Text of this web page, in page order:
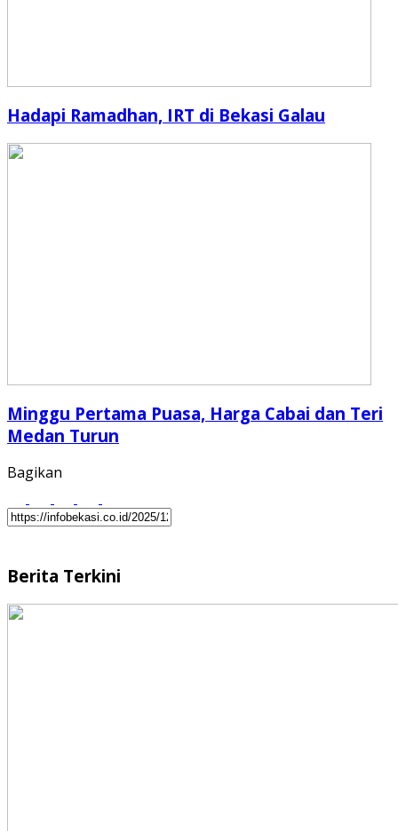
Hadapi Ramadhan, IRT di Bekasi Galau
Minggu Pertama Puasa, Harga Cabai dan Teri
Medan Turun
Bagikan
Berita Terkini